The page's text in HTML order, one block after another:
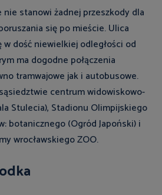
stanowi żadnej przeszkody dla
się po mieście. Ulica
dość niewielkiej odległości od
ma dogodne połączenia
tramwajowe jak i autobusowe.
centrum widowiskowo-
Stulecia), Stadionu Olimpijskiego
botanicznego (Ogród Japoński) i
wrocławskiego ZOO.